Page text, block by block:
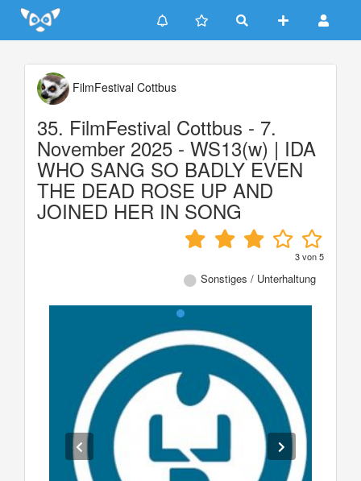
Update cookies preferences
FilmFestival Cottbus
35. FilmFestival Cottbus - 7.
November 2025 - WS13(w) | IDA
WHO SANG SO BADLY EVEN
THE DEAD ROSE UP AND
JOINED HER IN SONG
3von5
Sonstiges / Unterhaltung